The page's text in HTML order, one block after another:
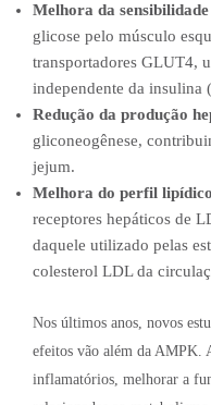
Melhora da
glicose pelo músculo
transportadores GLUT4,
independente da insulina
Redução da produção
gliconeogênese,
jejum.
Melhora do perfil
receptores hepáticos de
daquele utilizado pelas
colesterol LDL da
Nos últimos anos, novos
efeitos vão além da AMPK.
inflamatórios, melhorar a